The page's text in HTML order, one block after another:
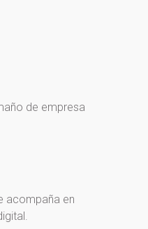
de empresa
acompaña en